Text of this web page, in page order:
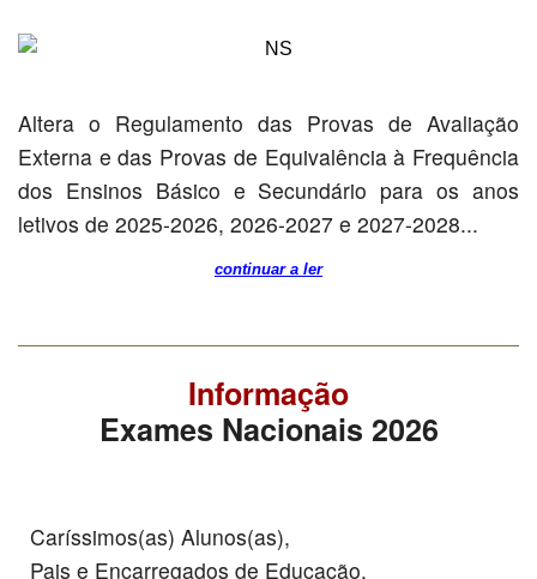
Altera o Regulamento das Provas de Avaliação
Externa e das Provas de Equivalência à Frequência
dos Ensinos Básico e Secundário para os anos
letivos de 2025-2026, 2026-2027 e 2027-2028...
continuar a ler
Informação
Exames Nacionais 2026
Caríssimos(as) Alunos(as),
Pais e Encarregados de Educação,